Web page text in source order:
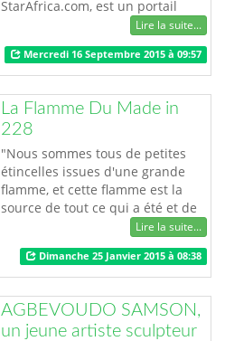
StarAfrica.com, est un portail
Orange, qui soutient les talents
africains tels que: les
footballeurs, les musiciens, les
entrepreneurs, les sportifs et les
éducateurs. De la Côte d'Ivoire au
Kenya en passant par la Tunisie
le Togo ou la RDC, StarAfrica.com
n'o…
Lire la suite...
Mercredi 16 Septembre 2015 à 09:57
La Flamme Du Made in
228
"Nous sommes tous de petites
étincelles issues d'une grande
flamme, et cette flamme est la
source de tout ce qui a été et de
tout ce qui sera dans 228."Lire la suite...
Dimanche 25 Janvier 2015 à 08:38
AGBEVOUDO SAMSON,
un jeune artiste sculpteur